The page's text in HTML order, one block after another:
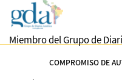
Miembro del Grupo de
COMPROMISO DE